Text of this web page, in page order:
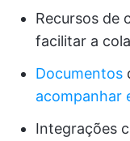
Recursos de
facilitar a
Documentos
acompanhar
Integrações